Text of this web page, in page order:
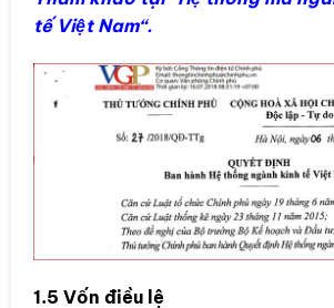
tế Việt Nam“.
1.5 Vốn điều lệ